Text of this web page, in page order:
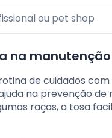
ou pet shop
na
de cuidados
na prevenção
raças, a tosa